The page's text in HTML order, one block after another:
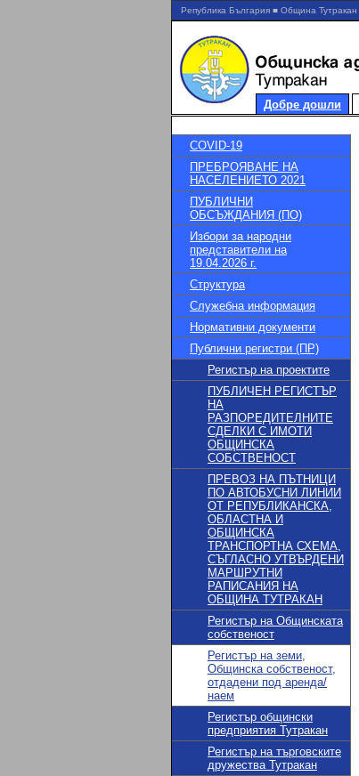
Република България ■ Община Тутракан
Добре дошли
COVID-19
ПРЕБРОЯВАНЕ НА
НАСЕЛЕНИЕТО 2021
ПУБЛИЧНИ
ОБСЪЖДАНИЯ (ПО)
Избори за народни
представители на
19.04.2026 г.
Структура
Служебна информация
Нормативни документи
Публични регистри (ПР)
Регистър на проектите
ПУБЛИЧЕН РЕГИСТЪР
НА
РАЗПОРЕДИТЕЛНИТЕ
СДЕЛКИ С ИМОТИ
ОБЩИНСКА
СОБСТВЕНОСТ
ПРЕВОЗ НА ПЪТНИЦИ
ПО АВТОБУСНИ ЛИНИИ
ОТ РЕПУБЛИКАНСКА,
ОБЛАСТНА И
ОБЩИНСКА
ТРАНСПОРТНА СХЕМА,
СЪГЛАСНО УТВЪРДЕНИ
МАРШРУТНИ
РАПИСАНИЯ НА
ОБЩИНА ТУТРАКАН
Регистър на Общинската
собственост
Регистър на земи,
Общинска собственост,
отдадени под аренда/
наем
Регистър общински
предприятия Тутракан
Регистър на търговските
дружества Тутракан